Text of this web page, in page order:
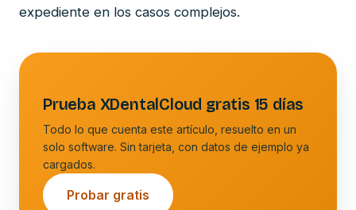
expediente en los casos complejos.
Prueba XDentalCloud gratis 15 días
Todo lo que cuenta este artículo, resuelto en un
solo software. Sin tarjeta, con datos de ejemplo ya
cargados.
Probar gratis